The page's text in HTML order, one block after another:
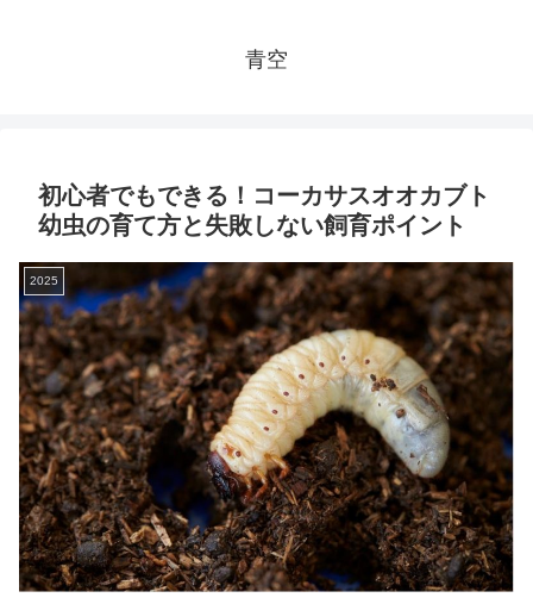
青空
初心者でもできる！コーカサスオオカブト
幼虫の育て方と失敗しない飼育ポイント
2025